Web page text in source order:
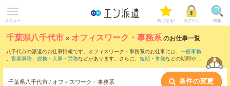
メニュー 気になる! ログイン 検索
千葉県八千代市 × オフィスワーク・事務系のお仕事一覧
八千代市の派遣のお仕事情報です。オフィスワーク・事務系のお仕事には、 一般事務
、 営業事務、 総務・人事・労務などがあります。さらに、 短期 ・ 単発などの期間や、
千葉県八千代市 / オフィスワーク・事務系 条件の変更